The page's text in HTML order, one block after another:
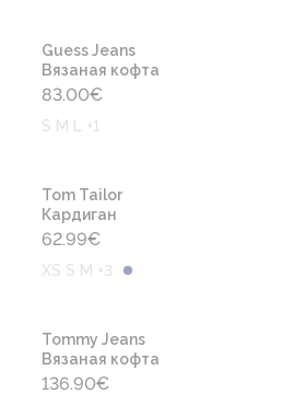
Guess Jeans
Вязаная кофта
83.00€
S M L +1
Tom Tailor
Кардиган
62.99€
XS S M +3
Tommy Jeans
Вязаная кофта
136.90€